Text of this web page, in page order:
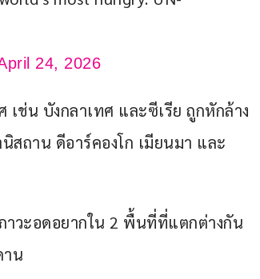
24, 2026
เช่น บังกลาเทศ และซีเรีย ถูกหักล้าง
สถาน ดีอาร์คองโก เมียนมา และ
าวะอดอยากใน 2 พื้นที่ที่แตกต่างกัน
าน